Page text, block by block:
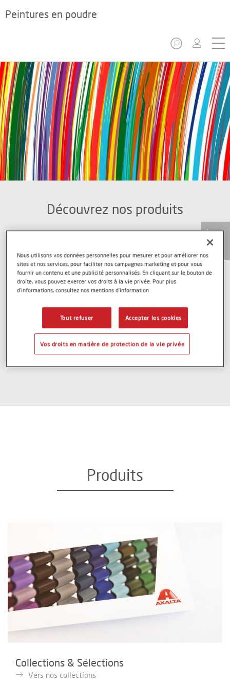
Peintures en poudre
Découvrez nos produits
Axalta Coating Systems propose une offre complète de
peintures en poudre pour un grand nombre d’utilisations
finales : intérieur et extérieur – sous les noms de marques
Alesta et Teodur.
Produits
Collections & Sélections
Vers nos collections
Nous utilisons vos données personnelles pour mesurer et pour améliorer nos
sites et nos services, pour faciliter nos campagnes marketing et pour vous
fournir un contenu et une publicité personnalisés. En cliquant sur le bouton de
droite, vous pouvez exercer vos droits à la vie privée. Pour plus
d’informations, consultez nos mentions d’information
Tout refuser Accepter les cookies
Vos droits en matière de protection de la vie privée